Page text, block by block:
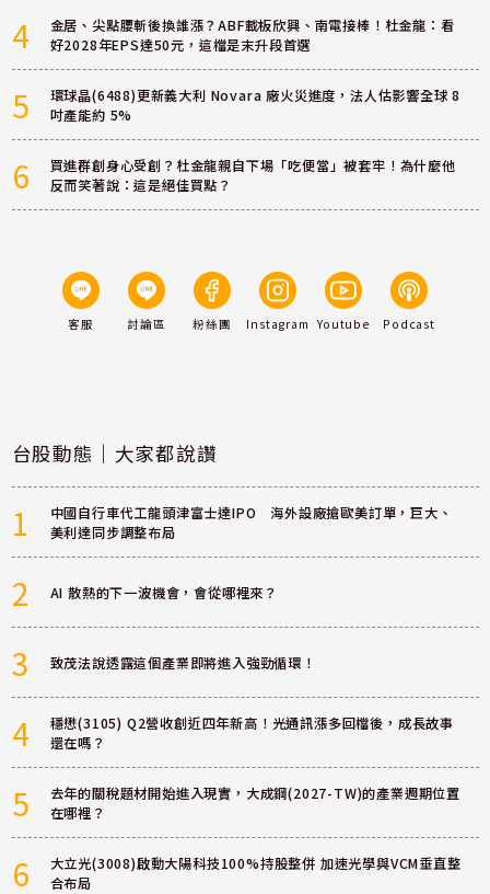
4
金居、尖點腰斬後換誰漲？ABF載板欣興、南電接棒！杜金龍：看
好2028年EPS達50元，這檔是末升段首選
5
環球晶(6488)更新義大利 Novara 廠火災進度，法人估影響全球 8
吋產能約 5%
6
買進群創身心受創？杜金龍親自下場「吃便當」被套牢！為什麼他
反而笑著說：這是絕佳買點？
客服 討論區 粉絲團 Instagram Youtube Podcast
台股動態｜大家都說讚
1
中國自行車代工龍頭津富士達IPO 海外設廠搶歐美訂單，巨大、
美利達同步調整布局
2 AI 散熱的下一波機會，會從哪裡來？
3 致茂法說透露這個產業即將進入強勁循環！
4
穩懋(3105) Q2營收創近四年新高！光通訊漲多回檔後，成長故事
還在嗎？
5
去年的關稅題材開始進入現實，大成鋼(2027-TW)的產業週期位置
在哪裡？
6
大立光(3008)啟動大陽科技100%持股整併 加速光學與VCM垂直整
合布局